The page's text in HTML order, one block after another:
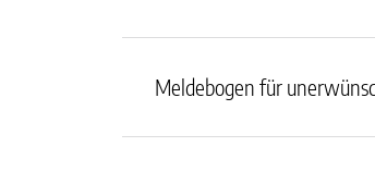
Meldebogen für